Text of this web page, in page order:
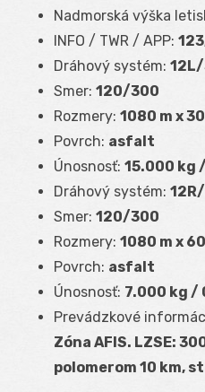
Nadmorská výška
INFO / TWR / APP:
Dráhový systém:
Smer: 120/300
Rozmery: 1080 m x
Povrch: asfalt
Únosnosť: 15.000 kg
Dráhový systém:
Smer: 120/300
Rozmery: 1080 m x
Povrch: asfalt
Únosnosť: 7.000 kg /
Prevádzkové
Zóna AFIS. LZSE:
polomerom 10 km,